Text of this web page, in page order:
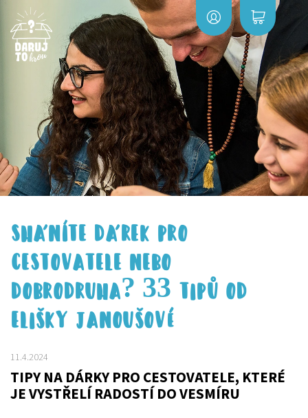
SHÁNÍTE DÁREK PRO
CESTOVATELE NEBO
DOBRODRUHA? 33 TIPŮ OD
ELIŠKY JANOUŠOVÉ
11.4.2024
TIPY NA DÁRKY PRO CESTOVATELE, KTERÉ
JE VYSTŘELÍ RADOSTÍ DO VESMÍRU